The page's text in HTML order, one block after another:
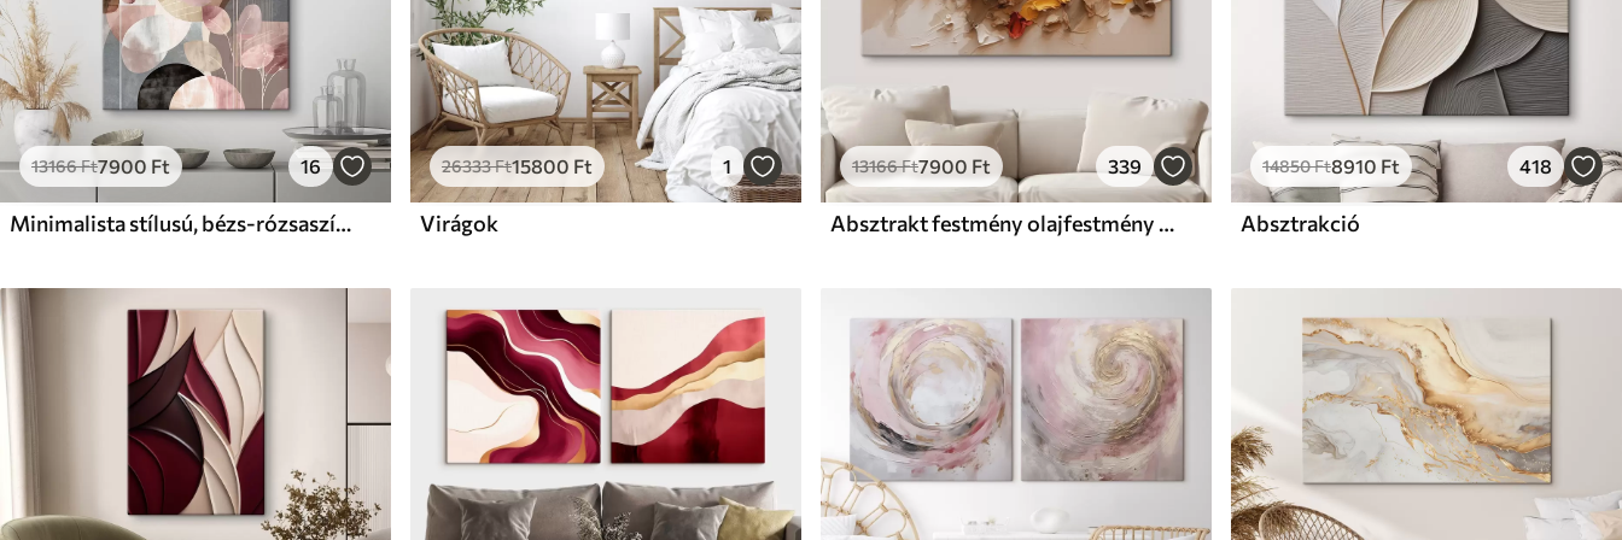
13166Ft7900 Ft 16
Minimalista stílusú, bézs-rózsaszín árnyalatú virágdísz
26333Ft15800 Ft 1
Virágok
13166Ft7900 Ft 339
Absztrakt festmény olajfestmény stílusban
14850Ft8910 Ft 418
Absztrakció